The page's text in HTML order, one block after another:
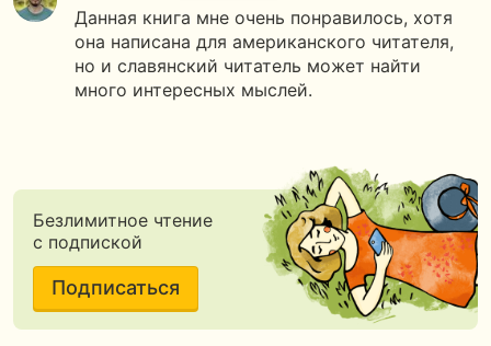
Данная книга мне очень понравилось, хотя
она написана для американского читателя,
но и славянский читатель может найти
много интересных мыслей.
Безлимитное чтение
с подпиской
Подписаться